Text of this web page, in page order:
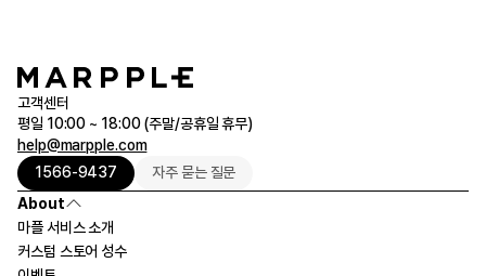
고객센터
평일 10:00 ~ 18:00 (주말/공휴일 휴무)
help@marpple.com
1566-9437
자주 묻는 질문
About
마플 서비스 소개
커스텀 스토어 성수